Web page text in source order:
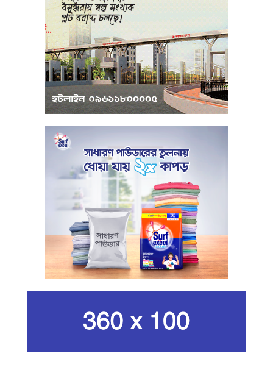
বিঘ্ন ঘটছে
পরিবেশবান্ধব উদ্যোক্তারা ইউসিবি থেকে
পাবেন ২৫ লাখ টাকা ঋণ
পুঁজিবাজারে অনিয়মের তথ্য প্রদানকারীর
সুরক্ষায় বিধিমালা প্রণয়ন
খামেনি হত্যার প্রতিশোধ নেওয়ার ঘোষণা
ইরানের রেভোল্যুশনারি গার্ডের
কার্বন কারখানার ধোঁয়ায় ক্ষতির মুখে কৃষি ও
পরিবেশ
ইরানের সর্বোচ্চ ধর্মীয় নেতা খামেনি নিহত
গান দিয়ে তারুণ্যে আধুনিকতা আনতে